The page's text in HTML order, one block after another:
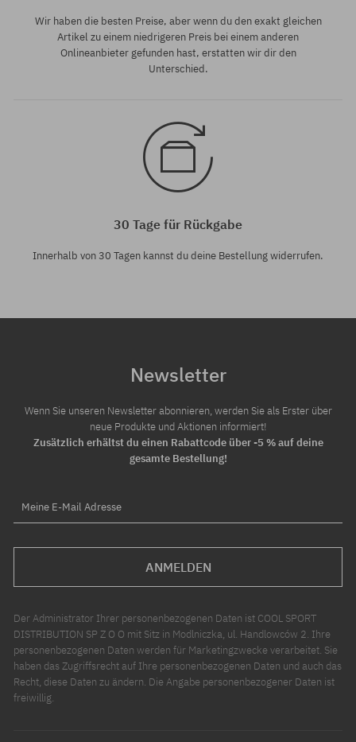
Wir haben die besten Preise, aber wenn du den exakt gleichen
Artikel zu einem niedrigeren Preis bei einem anderen
Onlineanbieter gefunden hast, erstatten wir dir den
Unterschied.
30 Tage für Rückgabe
Innerhalb von 30 Tagen kannst du deine Bestellung widerrufen.
Newsletter
Wenn Sie unseren Newsletter abonnieren, werden Sie als Erster über
neue Produkte und Aktionen informiert!
Zusätzlich erhältst du einen Rabattcode über -5 % auf deine
gesamte Bestellung!
Meine E-Mail Adresse
ANMELDEN
Der Administrator Ihrer personenbezogenen Daten ist COOL SPORT
DISTRIBUTION SP Z O O mit Sitz in Modlniczka, ul. Handlowców 2. Ihre
personenbezogenen Daten werden für Marketingzwecke verarbeitet. Sie
haben das Zugriffsrecht auf Ihre personenbezogenen Daten und auch das
Recht, diese Daten zu ändern. Die Angabe personenbezogener Daten ist
freiwillig.